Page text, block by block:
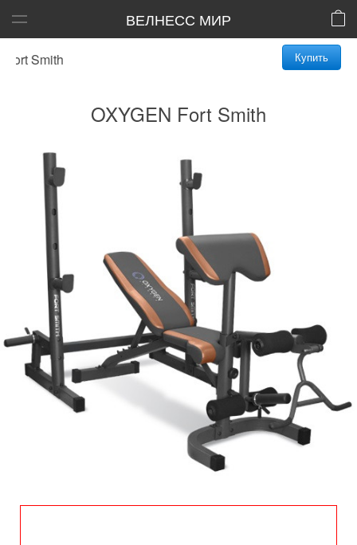
ВЕЛНЕСС МИР
Smith Купить
OXYGEN Fort Smith